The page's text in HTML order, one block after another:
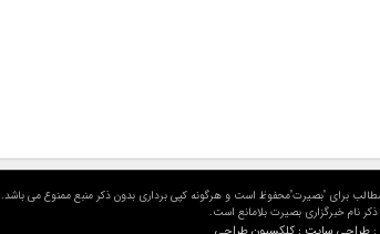
برای "بصیرت"محفوظ است و هرگونه کپی برداری بدون ذکر منبع ممنوع می باشد.
نام خبرگزاری بصیرت بلامانع است.